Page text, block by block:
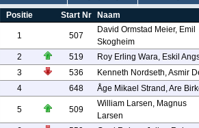
Positie Start Nr Naam
1 507
David Ormstad Meier, Emil
Skogheim
2
519
Roy Erling Wara, Eskil
3
536
Kenneth Nordseth, Asmir
4
648 Åge Mikael Strand, Are
5 509
William Larsen, Magnus
Larsen